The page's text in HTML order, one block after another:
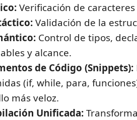
Verificación de
Validación de la
Control de tipos,
y alcance.
de Código (Snippets):
(if, while, para,
más veloz.
Unificada: